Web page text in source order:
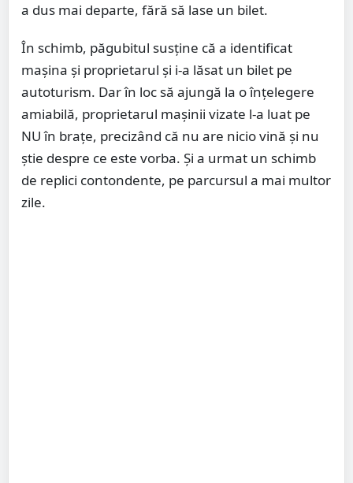
a dus mai departe, fără să lase un bilet.
În schimb, păgubitul susține că a identificat
mașina și proprietarul și i-a lăsat un bilet pe
autoturism. Dar în loc să ajungă la o înțelegere
amiabilă, proprietarul mașinii vizate l-a luat pe
NU în brațe, precizând că nu are nicio vină și nu
știe despre ce este vorba. Și a urmat un schimb
de replici contondente, pe parcursul a mai multor
zile.